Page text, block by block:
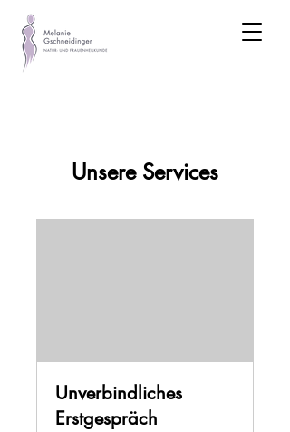
Unsere Services
Unverbindliches
Erstgespräch